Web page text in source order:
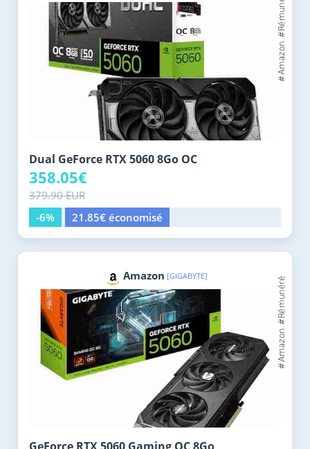
Dual GeForce RTX 5060 8Go OC
358.05€
379.90 EUR
-6%
21.85€ économisé
Amazon [GIGABYTE]